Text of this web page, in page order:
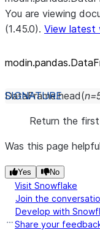
You are viewing
(1.45.0). View latest
DataFrame.head(n=
Return the first
Was this page
Yes No
Visit Snowflake
Join the
Develop with
Share your